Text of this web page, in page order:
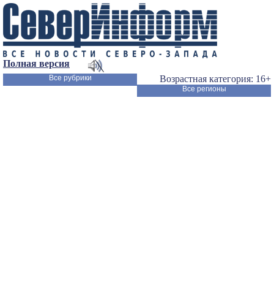
Полная версия
Возрастная категория: 16+
Все рубрики
Все регионы